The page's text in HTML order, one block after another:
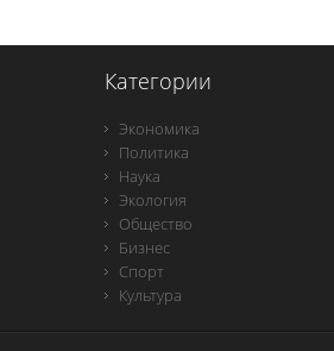
Категории
Экономика
Политика
Наука
Экология
Общество
Бизнес
Спорт
Культура